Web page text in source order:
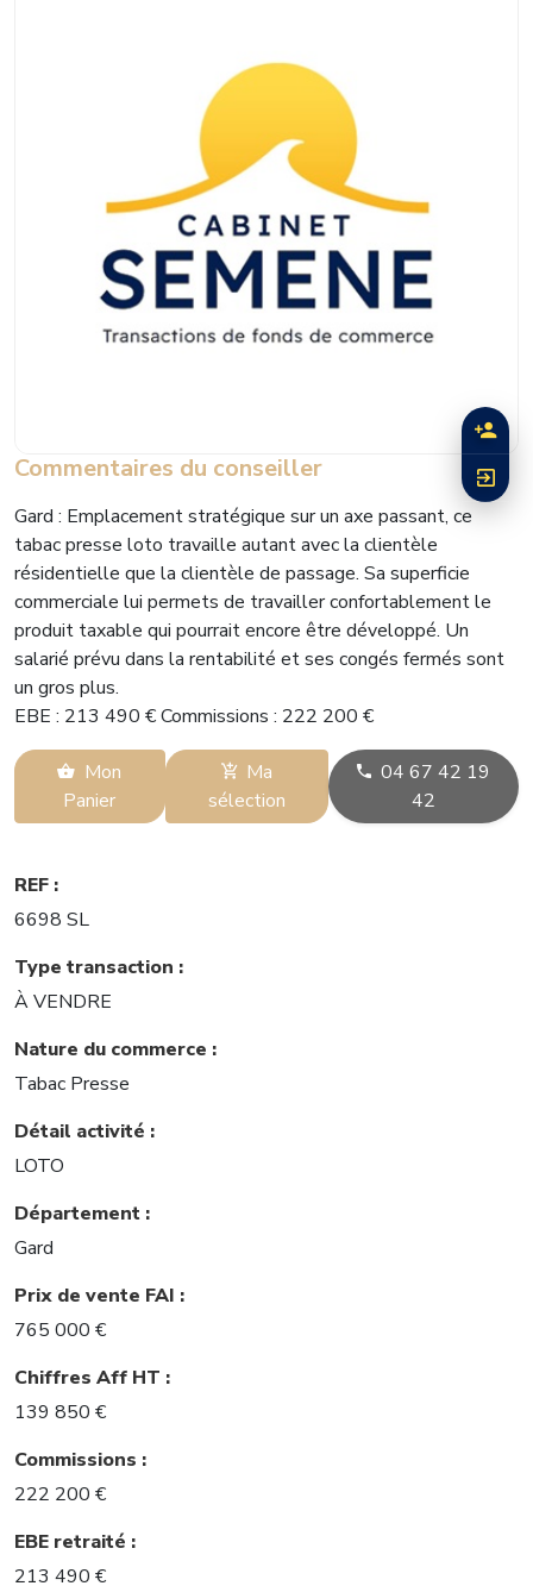
Commentaires du conseiller
Gard : Emplacement stratégique sur un axe passant, ce
tabac presse loto travaille autant avec la clientèle
résidentielle que la clientèle de passage. Sa superficie
commerciale lui permets de travailler confortablement le
produit taxable qui pourrait encore être développé. Un
salarié prévu dans la rentabilité et ses congés fermés sont
un gros plus.
EBE : 213 490 € Commissions : 222 200 €
Mon
Panier
Ma
sélection
04 67 42 19
42
REF :
6698 SL
Type transaction :
À VENDRE
Nature du commerce :
Tabac Presse
Détail activité :
LOTO
Département :
Gard
Prix de vente FAI :
765 000 €
Chiffres Aff HT :
139 850 €
Commissions :
222 200 €
EBE retraité :
213 490 €